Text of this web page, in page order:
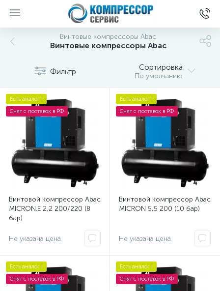
Винтовые компрессоры Abac
Винтовые компрессоры Abac
Фильтр Сортировка
По умолчанию
Есть аналог !
Снят с поставок в РФ
Винтовой компрессор Abac
MICRON.E 2,2 200/220 (8
бар)
Не указана цена
Есть аналог !
Снят с поставок в РФ
Винтовой компрессор Abac
MICRON 5,5 200 (10 бар)
Не указана цена
Есть аналог !
Снят с поставок в РФ
Есть аналог !
Снят с поставок в РФ